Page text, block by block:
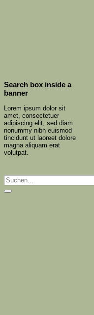
Search box inside a
banner
Lorem ipsum dolor sit
amet, consectetuer
adipiscing elit, sed diam
nonummy nibh euismod
tincidunt ut laoreet dolore
magna aliquam erat
volutpat.
Suchen
nach: